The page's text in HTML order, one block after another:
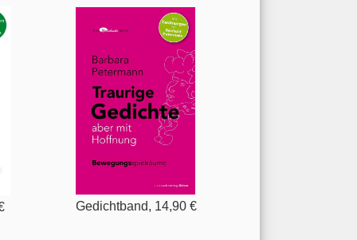
Gedichtband, 14,90 €